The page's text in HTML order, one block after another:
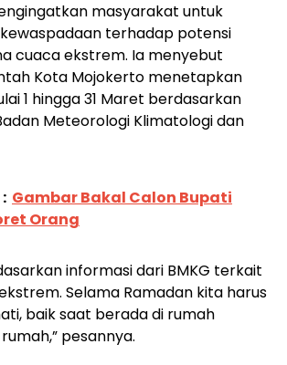
masyarakat untuk
terhadap potensi
cuaca ekstrem. Ia menyebut
Kota Mojokerto menetapkan
1 hingga 31 Maret berdasarkan
Meteorologi Klimatologi dan
Gambar Bakal Calon Bupati
Orang
informasi dari BMKG terkait
Selama Ramadan kita harus
baik saat berada di rumah
pesannya.